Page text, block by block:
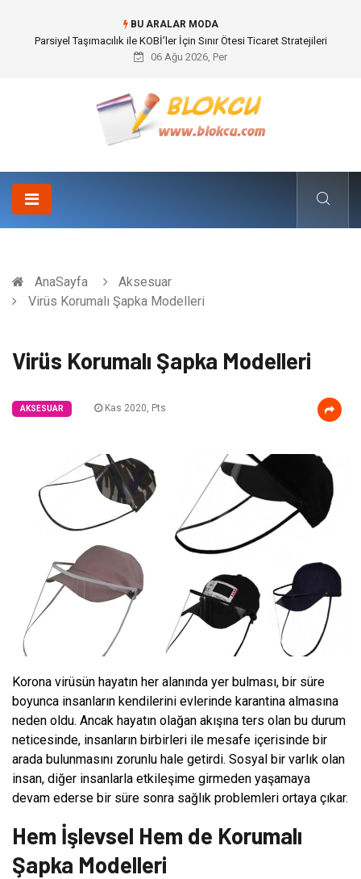
BU ARALAR MODA
Br544 ile Lastik ve Plastik Modifikasyonunda Yüksek Performans
06 Ağu 2026, Per
AnaSayfa
Aksesuar
Virüs Korumalı Şapka Modelleri
Virüs Korumalı Şapka Modelleri
AKSESUAR Kas 2020, Pts
Korona virüsün hayatın her alanında yer bulması, bir süre
boyunca insanların kendilerini evlerinde karantina almasına
neden oldu. Ancak hayatın olağan akışına ters olan bu durum
neticesinde, insanların birbirleri ile mesafe içerisinde bir
arada bulunmasını zorunlu hale getirdi. Sosyal bir varlık olan
insan, diğer insanlarla etkileşime girmeden yaşamaya
devam ederse bir süre sonra sağlık problemleri ortaya çıkar.
Hem İşlevsel Hem de Korumalı
Şapka Modelleri